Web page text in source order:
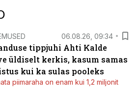
06.08.26, 09:34
tippjuhi Ahti Kalde
üldiselt kerkis, kasum samas
kui ka sulas pooleks
piimaraha on enam kui 1,2 miljonit